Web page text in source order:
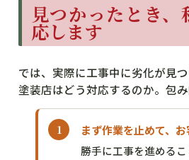
見つかったとき
応します
では、実際に工事中に劣化が見
塗装店はどう対応するのか。包み
まず作業を止めて、
勝手に工事を進める